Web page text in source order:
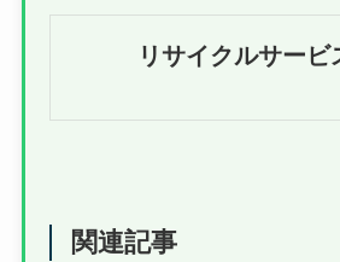
リサイクルサービ
関連記事